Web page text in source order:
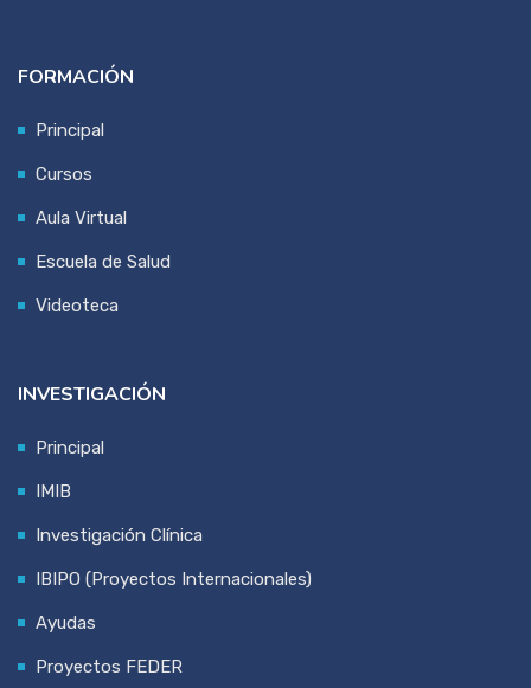
FORMACIÓN
Principal
Cursos
Aula Virtual
Escuela de Salud
Videoteca
INVESTIGACIÓN
Principal
IMIB
Investigación Clínica
IBIPO (Proyectos Internacionales)
Ayudas
Proyectos FEDER